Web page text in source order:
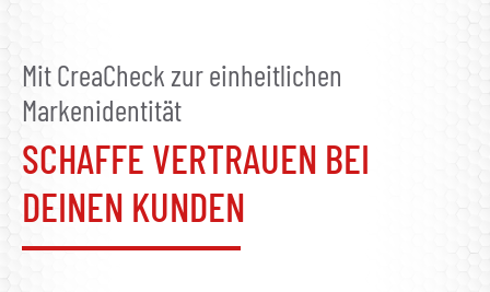
Mit CreaCheck zur einheitlichen
Markenidentität
SCHAFFE VERTRAUEN BEI
DEINEN KUNDEN